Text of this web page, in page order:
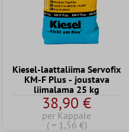
Kiesel-laattaliima Servofix
KM-F Plus - joustava
liimalama 25 kg
38,90 €
per Kappale
( = 1,56 €)